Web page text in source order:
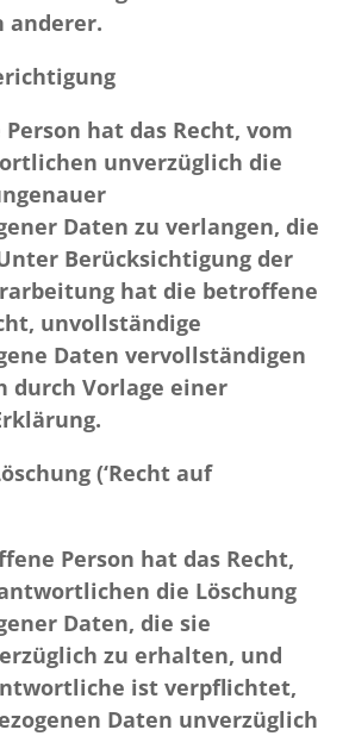
anderer.
hat das Recht, vom
unverzüglich die
Daten zu verlangen, die
Berücksichtigung der
hat die betroffene
unvollständige
Daten vervollständigen
durch Vorlage einer
(‘Recht auf
Person hat das Recht,
die Löschung
Daten, die sie
zu erhalten, und
ist verpflichtet,
Daten unverzüglich